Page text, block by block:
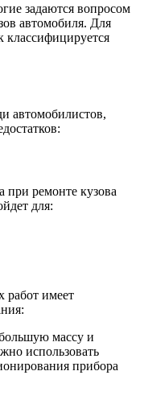
задаются вопросом
автомобиля. Для
классифицируется
автомобилистов,
при ремонте кузова
для:
работ имеет
массу и
использовать
прибора